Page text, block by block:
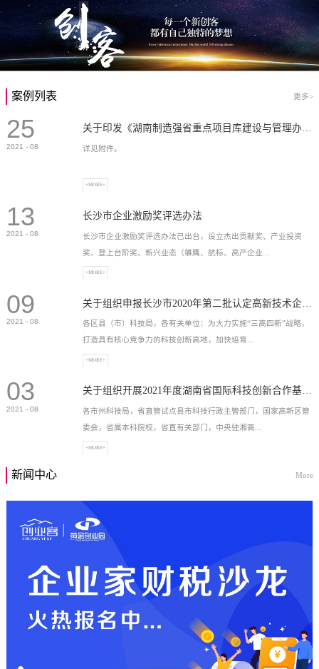
案例列表 更多>
25
2021 - 08 详见附件。
+MORE+
13
2021 - 08
长沙市企业激励奖评选办法
长沙市企业激励奖评选办法已出台，设立杰出贡献奖、产业投资
奖、登上台阶奖、新兴业态（雏鹰、航标、高产企业...
）奖等，最高奖励2...
+MORE+
09
2021 - 08
各区县（市）科技局，各有关单位：为大力实施“三高四新”战略，
打造具有核心竞争力的科技创新高地，加快培育...
高新技术企业，充分...
+MORE+
03
2021 - 08
关于组织开展2021年度湖南省国际科技创新合作基地申报工作的通知
各市州科技局，省直管试点县市科技行政主管部门，国家高新区管
委会，省属本科院校，省直有关部门，中央驻湘高...
+MORE+
新闻中心 More